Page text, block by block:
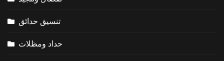
تنسيق حدائق
حداد ومظلات